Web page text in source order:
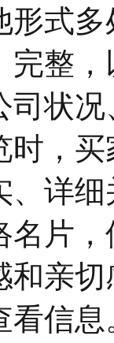
形式
完整
司状
时，
、详
名片
和亲
看信